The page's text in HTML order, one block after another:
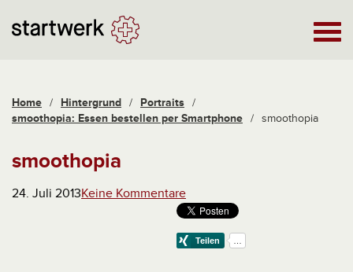
Home / Hintergrund / Portraits /
smoothopia: Essen bestellen per Smartphone / smoothopia
smoothopia
24. Juli 2013Keine Kommentare